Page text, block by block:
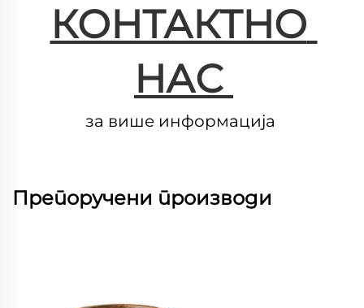
КОНТАКТНО
НАС
за више информација
Препоручени производи